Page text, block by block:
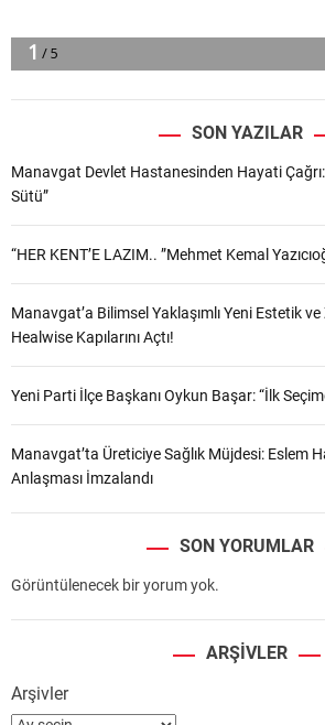
SON YAZILAR
Manavgat Devlet Hastanesinden Hayati
Sütü”
“HER KENT’E LAZIM.. ”Mehmet Kemal
Manavgat’a Bilimsel Yaklaşımlı Yeni Estetik
Healwise Kapılarını Açtı!
Yeni Parti İlçe Başkanı Oykun Başar: “İlk
Manavgat’ta Üreticiye Sağlık Müjdesi: Eslem
Anlaşması İmzalandı
SON YORUMLAR
Görüntülenecek bir yorum yok.
ARŞIVLER
Arşivler